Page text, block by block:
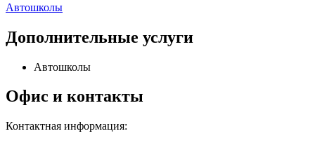
Автошколы
Дополнительные услуги
Автошколы
Офис и контакты
Контактная информация: